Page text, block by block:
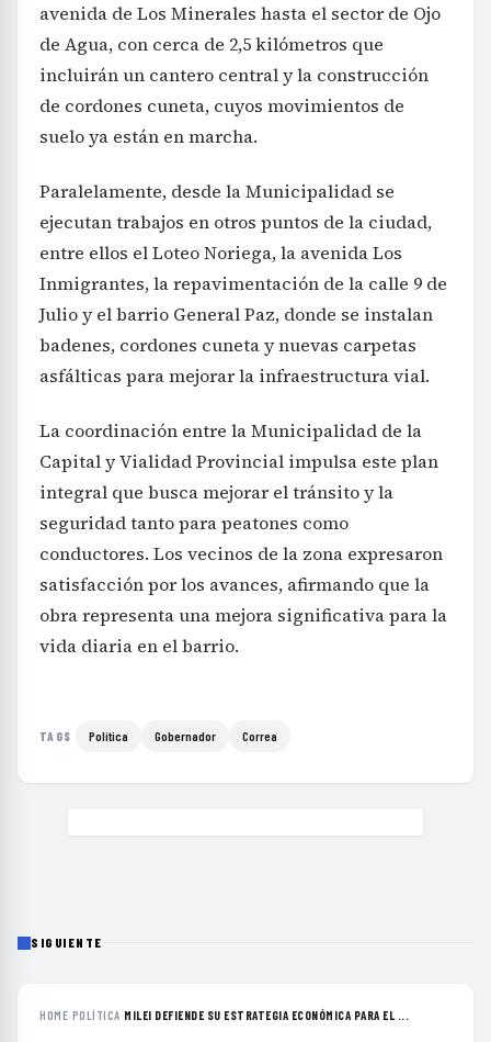
avenida de Los Minerales hasta el sector de Ojo
de Agua, con cerca de 2,5 kilómetros que
incluirán un cantero central y la construcción
de cordones cuneta, cuyos movimientos de
suelo ya están en marcha.
Paralelamente, desde la Municipalidad se
ejecutan trabajos en otros puntos de la ciudad,
entre ellos el Loteo Noriega, la avenida Los
Inmigrantes, la repavimentación de la calle 9 de
Julio y el barrio General Paz, donde se instalan
badenes, cordones cuneta y nuevas carpetas
asfálticas para mejorar la infraestructura vial.
La coordinación entre la Municipalidad de la
Capital y Vialidad Provincial impulsa este plan
integral que busca mejorar el tránsito y la
seguridad tanto para peatones como
conductores. Los vecinos de la zona expresaron
satisfacción por los avances, afirmando que la
obra representa una mejora significativa para la
vida diaria en el barrio.
TAGS Política Gobernador Correa
SIGUIENTE
HOME›POLÍTICA›MILEI DEFIENDE SU ESTRATEGIA ECONÓMICA PARA EL ...